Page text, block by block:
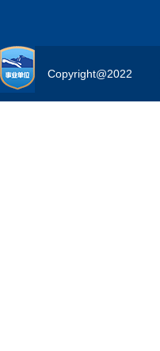
Copyright@2022